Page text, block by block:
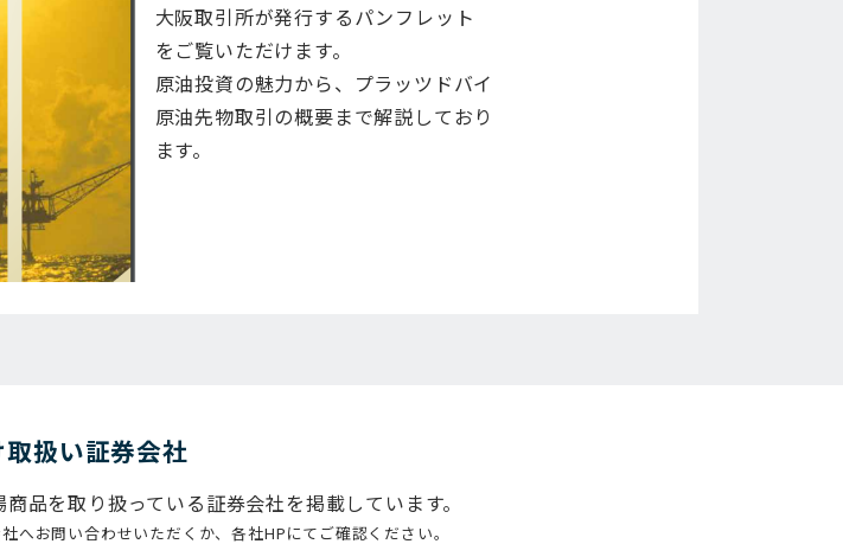
大阪取引所が発行するパンフレット
をご覧いただけます。
原油投資の魅力から、プラッツドバイ
原油先物取引の概要まで解説しており
ます。
扱い証券会社
品を取り扱っている証券会社を掲載しています。
お問い合わせいただくか、各社HPにてご確認ください。